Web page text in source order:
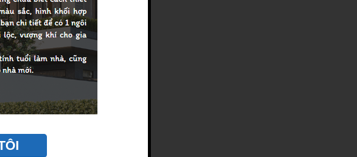
cây Hạnh Phúc trong vườn nhà
người biết chơi cây
khi nghĩ đến cây là cảm thấy
điều hòa không khí, giúp môi
đình cảm thấy thư thái, yên